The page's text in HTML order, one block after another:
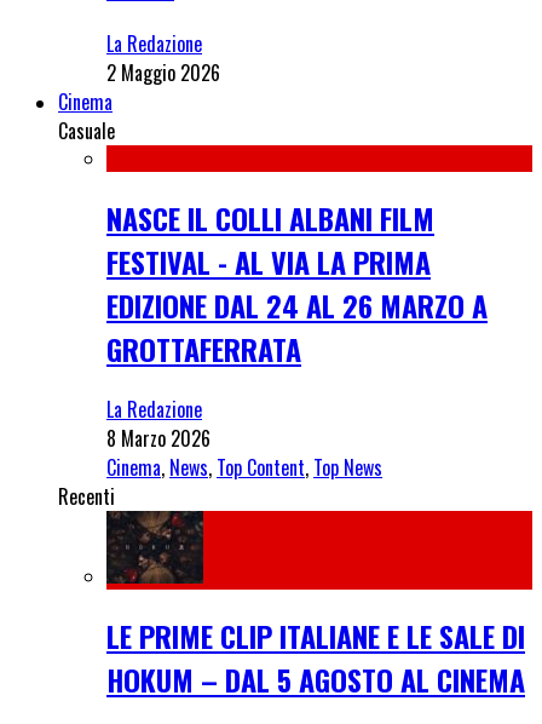
La Redazione
2 Maggio 2026
Cinema
Casuale
NASCE IL COLLI ALBANI FILM
FESTIVAL - AL VIA LA PRIMA
EDIZIONE DAL 24 AL 26 MARZO A
GROTTAFERRATA
La Redazione
8 Marzo 2026
Cinema, News, Top Content, Top News
Recenti
LE PRIME CLIP ITALIANE E LE SALE DI
HOKUM – DAL 5 AGOSTO AL CINEMA